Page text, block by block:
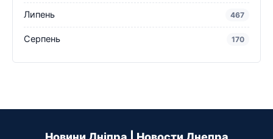
Липень 467
Серпень 170